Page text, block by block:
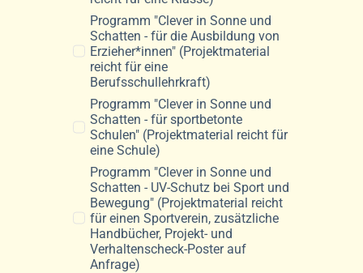
Programm "Clever in Sonne und
Schatten - für die Ausbildung von
Erzieher*innen" (Projektmaterial
reicht für eine
Berufsschullehrkraft)
Programm "Clever in Sonne und
Schatten - für sportbetonte
Schulen" (Projektmaterial reicht für
eine Schule)
Programm "Clever in Sonne und
Schatten - UV-Schutz bei Sport und
Bewegung" (Projektmaterial reicht
für einen Sportverein, zusätzliche
Handbücher, Projekt- und
Verhaltenscheck-Poster auf
Anfrage)